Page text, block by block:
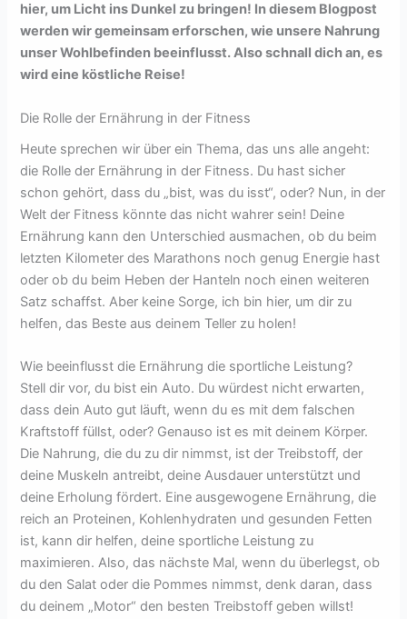
hier, um Licht ins Dunkel zu bringen! In diesem Blogpost
werden wir gemeinsam erforschen, wie unsere Nahrung
unser Wohlbefinden beeinflusst. Also schnall dich an, es
wird eine köstliche Reise!
Die Rolle der Ernährung in der Fitness
Heute sprechen wir über ein Thema, das uns alle angeht:
die Rolle der Ernährung in der Fitness. Du hast sicher
schon gehört, dass du „bist, was du isst“, oder? Nun, in der
Welt der Fitness könnte das nicht wahrer sein! Deine
Ernährung kann den Unterschied ausmachen, ob du beim
letzten Kilometer des Marathons noch genug Energie hast
oder ob du beim Heben der Hanteln noch einen weiteren
Satz schaffst. Aber keine Sorge, ich bin hier, um dir zu
helfen, das Beste aus deinem Teller zu holen!
Wie beeinflusst die Ernährung die sportliche Leistung?
Stell dir vor, du bist ein Auto. Du würdest nicht erwarten,
dass dein Auto gut läuft, wenn du es mit dem falschen
Kraftstoff füllst, oder? Genauso ist es mit deinem Körper.
Die Nahrung, die du zu dir nimmst, ist der Treibstoff, der
deine Muskeln antreibt, deine Ausdauer unterstützt und
deine Erholung fördert. Eine ausgewogene Ernährung, die
reich an Proteinen, Kohlenhydraten und gesunden Fetten
ist, kann dir helfen, deine sportliche Leistung zu
maximieren. Also, das nächste Mal, wenn du überlegst, ob
du den Salat oder die Pommes nimmst, denk daran, dass
du deinem „Motor“ den besten Treibstoff geben willst!